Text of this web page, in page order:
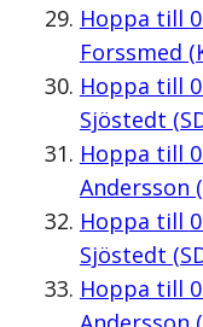
Hoppa till
Forssmed
Hoppa till
Sjöstedt
Hoppa till
Andersson
Hoppa till
Sjöstedt
Hoppa till